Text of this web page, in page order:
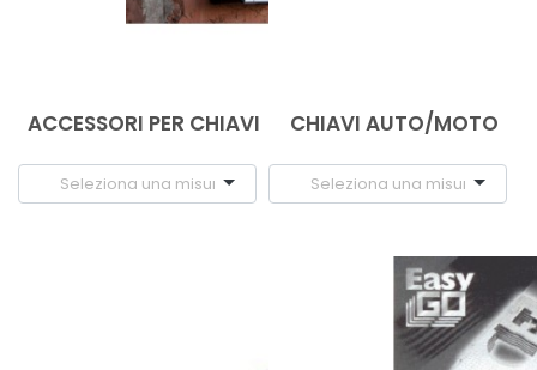
ACCESSORI PER CHIAVI CHIAVI AUTO/MOTO